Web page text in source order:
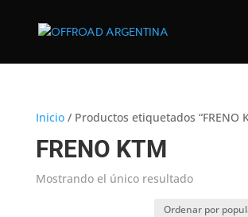
Inicio/ Productos etiquetados “FRENO
FRENO KTM
Mostrando el único resultado